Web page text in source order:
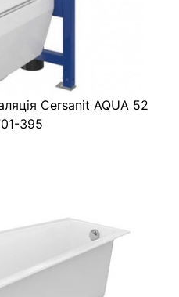
Cersanit AQUA 52
395